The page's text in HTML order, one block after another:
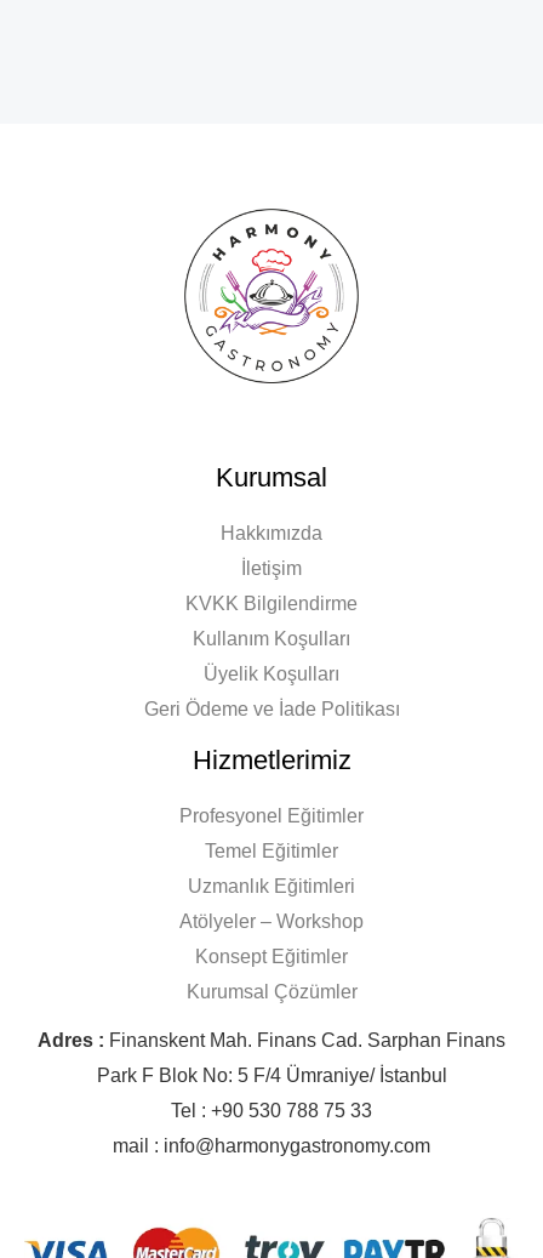
Kurumsal
Hakkımızda
İletişim
KVKK Bilgilendirme
Kullanım Koşulları
Üyelik Koşulları
Geri Ödeme ve İade Politikası
Hizmetlerimiz
Profesyonel Eğitimler
Temel Eğitimler
Uzmanlık Eğitimleri
Atölyeler – Workshop
Konsept Eğitimler
Kurumsal Çözümler
Adres : Finanskent Mah. Finans Cad. Sarphan Finans
Park F Blok No: 5 F/4 Ümraniye/ İstanbul
Tel : +90 530 788 75 33
mail : info@harmonygastronomy.com